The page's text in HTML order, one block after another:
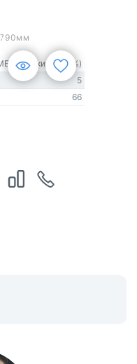
(скидка 20%)
5
66